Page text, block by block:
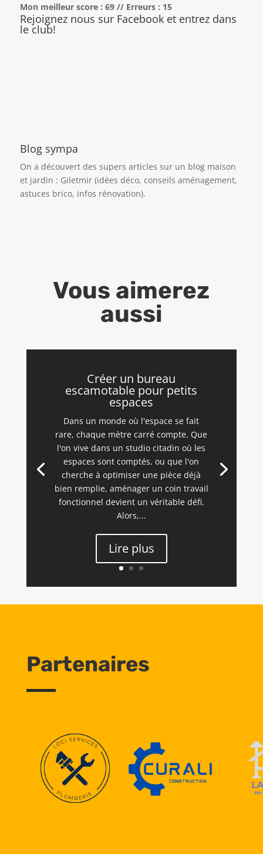
Mon meilleur score : 69 // Erreurs : 15
Rejoignez nous sur Facebook et entrez dans
le club!
Blog sympa
On a découvert des supers articles sur un blog maison
et jardin : Giletmir(idées déco, conseils aménagement,
astuces brico, infos rénovation).
Vous aimerez
aussi
Créer un bureau
escamotable pour petits
espaces
Dans un monde où l'espace se fait
rare, chaque mètre carré compte. Que
l'on vive dans un studio citadin où les
espaces sont comptés, ou que l'on
cherche à optimiser une pièce déjà
bien remplie, aménager un coin travail
fonctionnel devient un véritable défi.
Alors,...
Lire plus
Partenaires